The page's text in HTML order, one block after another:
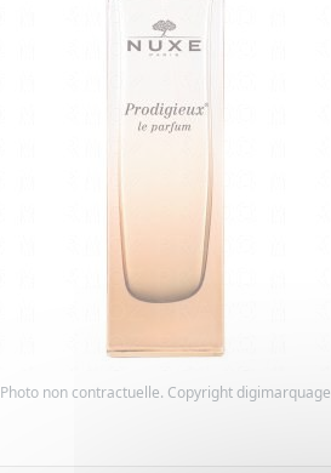
Photo non contractuelle. Copyright digimarquage